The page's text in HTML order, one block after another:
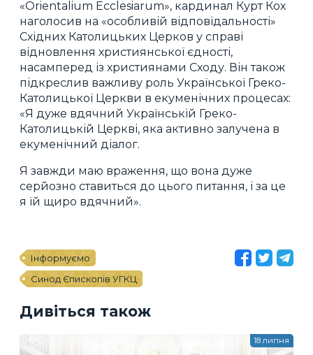
«Orientalium Ecclesiarum», кардинал Курт Кох
наголосив на «особливій відповідальності»
Східних Католицьких Церков у справі
відновлення християнської єдності,
насамперед із християнами Сходу. Він також
підкреслив важливу роль Української Греко-
Католицької Церкви в екуменічних процесах:
«Я дуже вдячний Українській Греко-
Католицькій Церкві, яка активно залучена в
екуменічний діалог.
Я завжди маю враження, що вона дуже
серйозно ставиться до цього питання, і за це
я їй щиро вдячний».
Інформуємо
Синод Єпископів УГКЦ
Дивіться також
18 липня